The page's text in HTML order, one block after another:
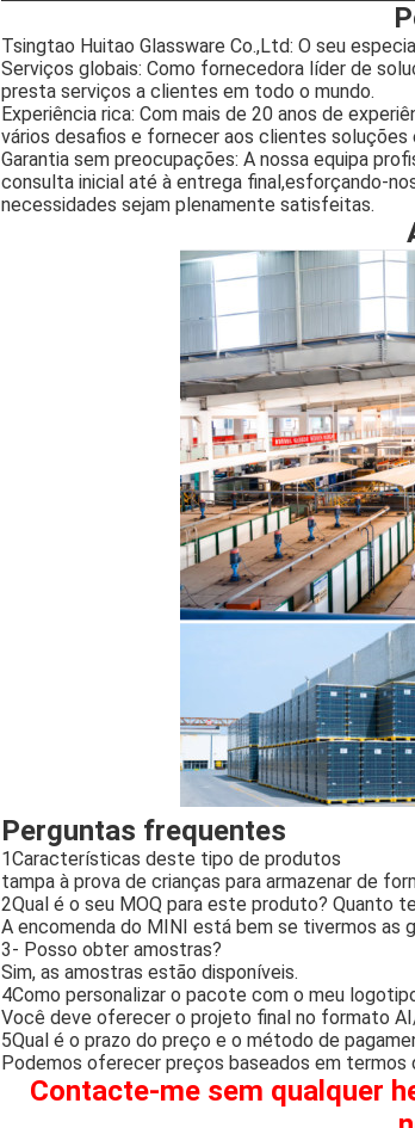
Tsingtao Huitao Glassware Co.,Ltd: O seu
Serviços globais: Como fornecedora líder de
presta serviços a clientes em todo o mundo.
Experiência rica: Com mais de 20 anos de
vários desafios e fornecer aos clientes
Garantia sem preocupações: A nossa equipa
consulta inicial até à entrega final,esforçando-
necessidades sejam plenamente satisfeitas.
Perguntas frequentes
1Características deste tipo de produtos
tampa à prova de crianças para armazenar de
2Qual é o seu MOQ para este produto? Quanto
A encomenda do MINI está bem se tivermos as
3- Posso obter amostras?
Sim, as amostras estão disponíveis.
4Como personalizar o pacote com o meu
Você deve oferecer o projeto final no formato
5Qual é o prazo do preço e o método de
Podemos oferecer preços baseados em termos
Contacte-me sem qualquer